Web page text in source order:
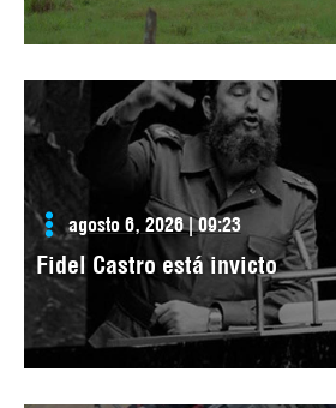
agosto 6, 2026 | 09:23
Fidel Castro está invicto